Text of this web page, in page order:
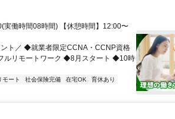
実働時間08時間) 【休憩時間】12:00〜
ント／ ◆就業者限定CCNA・CCNP資格
リモートワーク ◆8月スタート ◆10時
モート 社会保険完備 在宅OK
育休あり